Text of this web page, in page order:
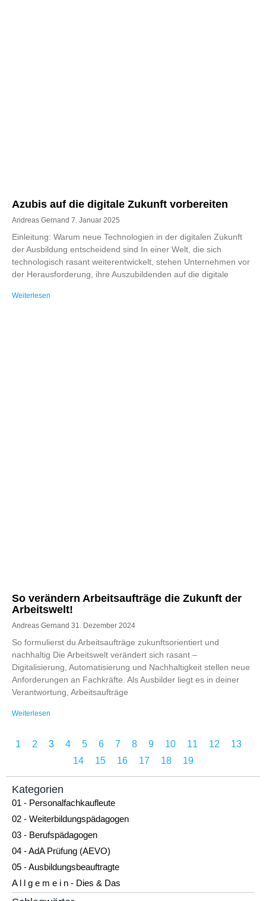
Azubis auf die digitale Zukunft vorbereiten
Andreas Gernand 7. Januar 2025
Einleitung: Warum neue Technologien in der digitalen Zukunft
der Ausbildung entscheidend sind In einer Welt, die sich
technologisch rasant weiterentwickelt, stehen Unternehmen vor
der Herausforderung, ihre Auszubildenden auf die digitale
Weiterlesen
So verändern Arbeitsaufträge die Zukunft der
Arbeitswelt!
Andreas Gernand 31. Dezember 2024
So formulierst du Arbeitsaufträge zukunftsorientiert und
nachhaltig Die Arbeitswelt verändert sich rasant –
Digitalisierung, Automatisierung und Nachhaltigkeit stellen neue
Anforderungen an Fachkräfte. Als Ausbilder liegt es in deiner
Verantwortung, Arbeitsaufträge
Weiterlesen
1 2 3 4 5 6 7 8 9 10 11 12
13
14
15 16 17 18 19
Kategorien
01 - Personalfachkaufleute
02 - Weiterbildungspädagogen
03 - Berufspädagogen
04 - AdA Prüfung (AEVO)
05 - Ausbildungsbeauftragte
A l l g e m e i n - Dies & Das